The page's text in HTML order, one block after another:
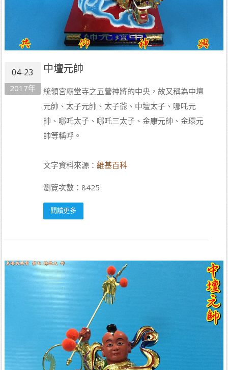
04-23
2017年
中壇元帥
統領宮廟堂寺之五營神將的中央，故又稱為中壇
元帥、太子元帥、太子爺、中壇太子、哪吒元
帥、哪吒太子、哪吒三太子、金康元帥、金環元
帥等稱呼。
文字資料來源： 維基百科
瀏覽次數：8425
閱讀更多